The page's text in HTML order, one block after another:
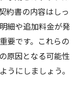
約書の内容はしっ
細や追加料金が発
要です。これらの
原因となる可能性
うにしましょう。